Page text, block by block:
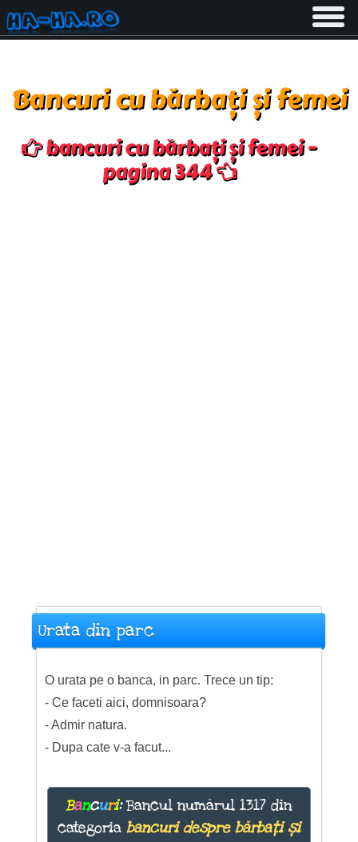
Toggle
Bancuri cu bărbați și femei
bancuri cu bărbați și femei -
pagina 344
Urata din parc
O urata pe o banca, in parc. Trece un tip:
- Ce faceti aici, domnisoara?
- Admir natura.
- Dupa cate v-a facut...
Bancuri:Bancul numărul 1317 din
categoria bancuri despre bărbați și